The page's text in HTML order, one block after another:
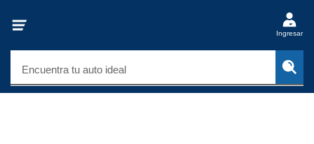
Ingresar
Encuentra tu auto ideal